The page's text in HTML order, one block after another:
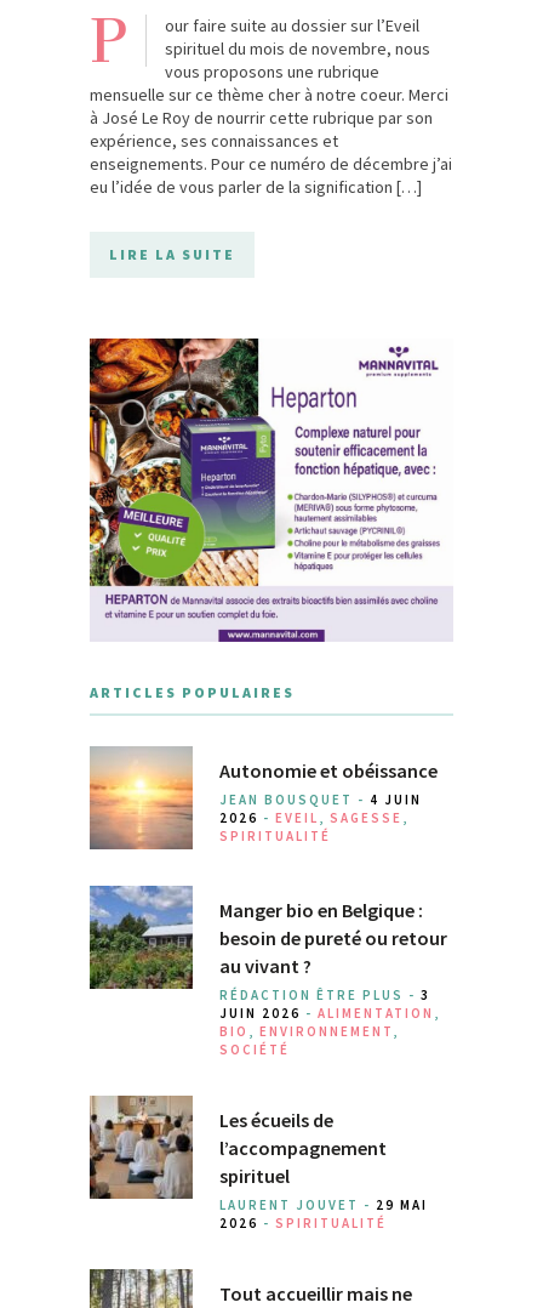
P
our faire suite au dossier sur l’Eveil
spirituel du mois de novembre, nous
vous proposons une rubrique
mensuelle sur ce thème cher à notre coeur. Merci
à José Le Roy de nourrir cette rubrique par son
expérience, ses connaissances et
enseignements. Pour ce numéro de décembre j’ai
eu l’idée de vous parler de la signification […]
LIRE LA SUITE
ARTICLES POPULAIRES
Autonomie et obéissance
JEAN BOUSQUET - 4 JUIN
2026 - EVEIL , SAGESSE ,
SPIRITUALITÉ
Manger bio en Belgique :
besoin de pureté ou retour
au vivant ?
RÉDACTION ÊTRE PLUS - 3
JUIN 2026 - ALIMENTATION ,
BIO , ENVIRONNEMENT ,
SOCIÉTÉ
Les écueils de
l’accompagnement
spirituel
LAURENT JOUVET - 29 MAI
2026 - SPIRITUALITÉ
Tout accueillir mais ne